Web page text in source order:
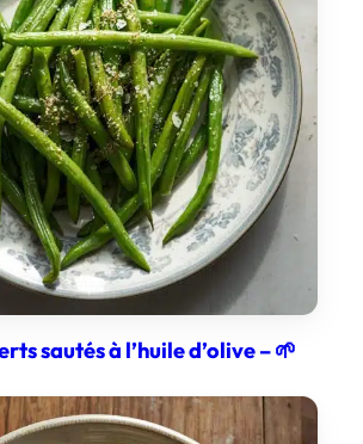
sautés à l’huile d’olive – 🌱